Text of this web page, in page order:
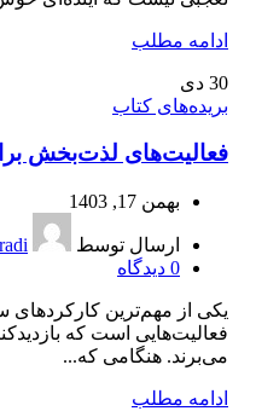
ادامه مطلب
30 دی
بریده‌های کتاب
فعالیت‌های لذت‌بخش
بهمن 17, 1403
ارسال توسط
0 دیدگاه
یکی از مهم‌ترین
فعالیت‌هایی است که
می‌برند. هنگامی که...
ادامه مطلب